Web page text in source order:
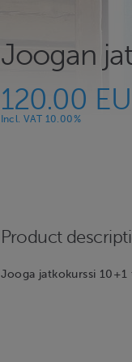
Joogan
120.00
Incl. VAT 10.00%
Product
Jooga jatkokurssi 10+1